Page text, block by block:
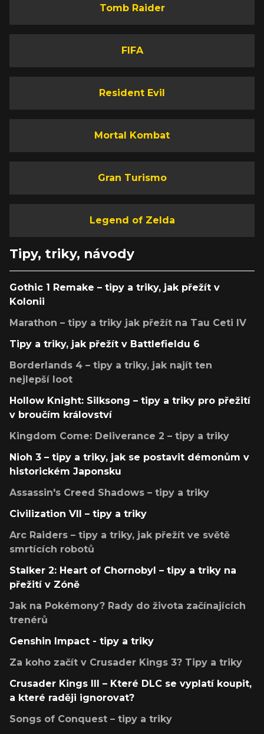
Tomb Raider
FIFA
Resident Evil
Mortal Kombat
Gran Turismo
Legend of Zelda
Tipy, triky, návody
Gothic 1 Remake – tipy a triky, jak přežít v
Kolonii
Marathon – tipy a triky jak přežít na Tau Ceti IV
Tipy a triky, jak přežít v Battlefieldu 6
Borderlands 4 – tipy a triky, jak najít ten
nejlepší loot
Hollow Knight: Silksong – tipy a triky pro přežití
v broučím království
Kingdom Come: Deliverance 2 – tipy a triky
Nioh 3 – tipy a triky, jak se postavit démonům v
historickém Japonsku
Assassin's Creed Shadows – tipy a triky
Civilization VII – tipy a triky
Arc Raiders – tipy a triky, jak přežít ve světě
smrtících robotů
Stalker 2: Heart of Chornobyl – tipy a triky na
přežití v Zóně
Jak na Pokémony? Rady do života začínajících
trenérů
Genshin Impact - tipy a triky
Za koho začít v Crusader Kings 3? Tipy a triky
Crusader Kings III – Které DLC se vyplatí koupit,
a které raději ignorovat?
Songs of Conquest – tipy a triky